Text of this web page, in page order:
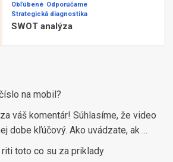
Obľúbené Odporúčame
Strategická diagnostika
SWOT analýza
na mobil?
váš komentár! Súhlasíme, že video
dobe kľúčový. Ako uvádzate, ak ...
toto co su za priklady